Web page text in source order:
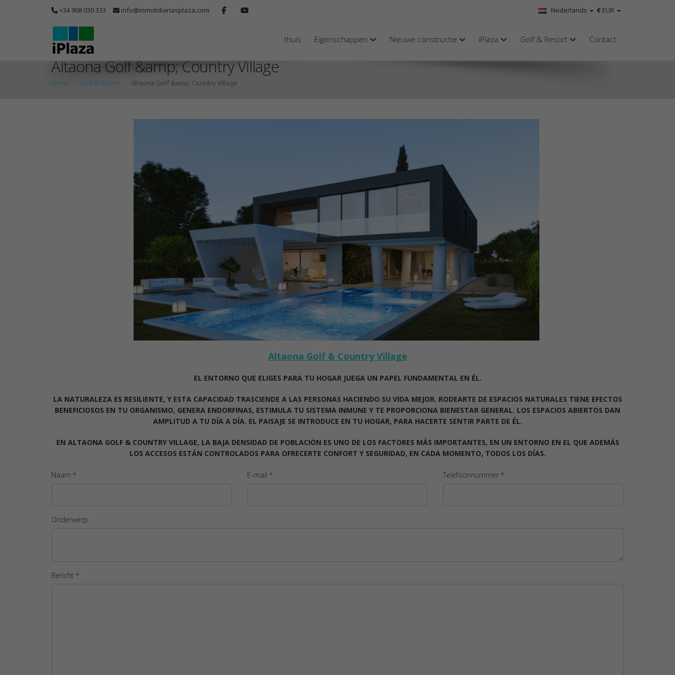
+34 968 030 333 info@inmobiliariasplaza.com € EUR
Nederlands
thuis Eigenschappen Nieuwe constructie iPlaza Golf & Resort Contact
Altaona Golf &amp; Country Village
Home Golf & Resort Altaona Golf &amp; Country Village
Altaona Golf & Country Village
EL ENTORNO QUE ELIGES PARA TU HOGAR JUEGA UN PAPEL FUNDAMENTAL EN ÉL.
LA NATURALEZA ES RESILIENTE, Y ESTA CAPACIDAD TRASCIENDE A LAS PERSONAS HACIENDO SU VIDA MEJOR. RODEARTE DE ESPACIOS NATURALES TIENE EFECTOS
BENEFICIOSOS EN TU ORGANISMO, GENERA ENDORFINAS, ESTIMULA TU SISTEMA INMUNE Y TE PROPORCIONA BIENESTAR GENERAL. LOS ESPACIOS ABIERTOS DAN
AMPLITUD A TU DÍA A DÍA. EL PAISAJE SE INTRODUCE EN TU HOGAR, PARA HACERTE SENTIR PARTE DE ÉL.
EN ALTAONA GOLF & COUNTRY VILLAGE, LA BAJA DENSIDAD DE POBLACIÓN ES UNO DE LOS FACTORES MÁS IMPORTANTES, EN UN ENTORNO EN EL QUE ADEMÁS
LOS ACCESOS ESTÁN CONTROLADOS PARA OFRECERTE CONFORT Y SEGURIDAD, EN CADA MOMENTO, TODOS LOS DÍAS.
Naam * E-mail * Telefoonnummer *
Onderwerp
Bericht *